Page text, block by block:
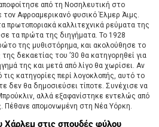
από τη Νοσηλευτική στο
τον Αφροαμερικανό φυσικό Έλμερ Άιμς.
πρωτοποριακά καλλιτεχνικά ρεύματα της
τα πρώτα της διηγήματα. Το 1928
της μυθιστόρημα, και ακολούθησε το
δεκαετίας του ’30 θα κατηγορηθεί για
της και μετά από λίγο θα χωρίσει. Αν
κατηγορίες περί λογοκλοπής, αυτό το
δεν θα δημοσιεύσει τίποτε. Συνέχισε να
αλλά εξαφανίστηκε εντελώς από
Πέθανε απομονωμένη στη Νέα Υόρκη.
Χάρλεμ στις σπουδές φύλου